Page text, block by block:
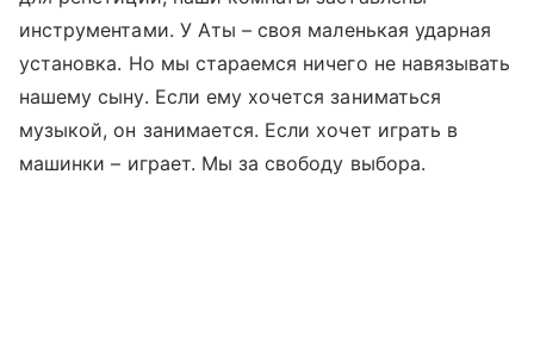
инструментами. У Аты –своя маленькая ударная
установка. Но мы стараемся ничего не навязывать
нашему сыну. Если ему хочется заниматься
музыкой, он занимается. Если хочет играть в
машинки– играет. Мы за свободу выбора.